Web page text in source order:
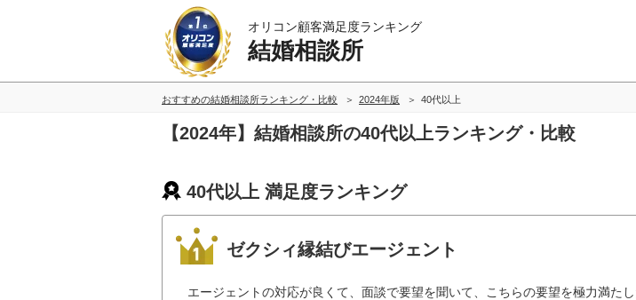
オリコン顧客満足度ランキング
結婚相談所
おすすめの結婚相談所ランキング・比較 2024年版 40代以上
【2024年】結婚相談所の40代以上ランキング・比較
40代以上 満足度ランキング
ゼクシィ縁結びエージェント
エージェントの対応が良くて、面談で要望を聞いて、こちらの要望を極力満た